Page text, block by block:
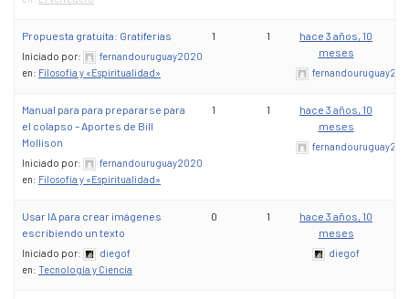
Propuesta gratuita: Gratiferias
Iniciado por:
fernandouruguay2020
en: Filosofía y «Espiritualidad»
1 1
hace 3 años, 10
meses
Manual para para prepararse para
el colapso – Aportes de Bill
Mollison
Iniciado por:
fernandouruguay2020
en: Filosofía y «Espiritualidad»
1 1
hace 3 años, 10
meses
Usar IA para crear imágenes
escribiendo un texto
Iniciado por:
diegof
en: Tecnología y Ciencia
0 1
hace 3 años, 10
meses
diegof